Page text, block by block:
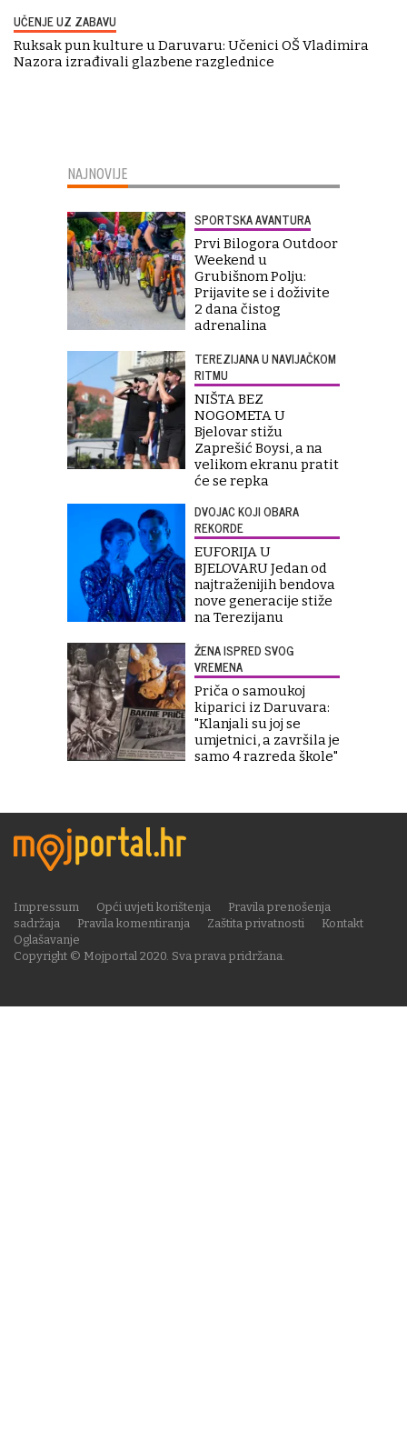
UČENJE UZ ZABAVU
Ruksak pun kulture u Daruvaru: Učenici OŠ Vladimira
Nazora izrađivali glazbene razglednice
NAJNOVIJE
SPORTSKA AVANTURA
Prvi Bilogora Outdoor
Weekend u
Grubišnom Polju:
Prijavite se i doživite
2 dana čistog
adrenalina
TEREZIJANA U NAVIJAČKOM
RITMU
NIŠTA BEZ
NOGOMETA U
Bjelovar stižu
Zaprešić Boysi, a na
velikom ekranu pratit
će se repka
DVOJAC KOJI OBARA
REKORDE
EUFORIJA U
BJELOVARU Jedan od
najtraženijih bendova
nove generacije stiže
na Terezijanu
ŽENA ISPRED SVOG
VREMENA
Priča o samoukoj
kiparici iz Daruvara:
"Klanjali su joj se
umjetnici, a završila je
samo 4 razreda škole"
Copyright © Mojportal 2020. Sva prava pridržana.
Impressum Opći uvjeti korištenja
Pravila prenošenja
sadržaja
Pravila komentiranja Zaštita privatnosti
Kontakt
Oglašavanje